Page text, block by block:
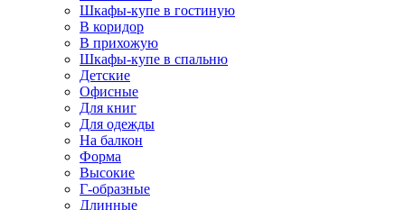
Шкафы-купе в гостиную
В коридор
В прихожую
Шкафы-купе в спальню
Детские
Офисные
Для книг
Для одежды
На балкон
Форма
Высокие
Г-образные
Длинные